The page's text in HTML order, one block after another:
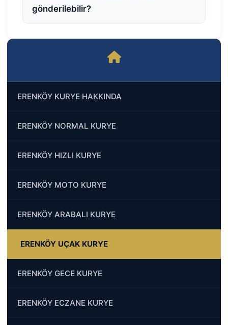
ERENKÖY KURYE HAKKINDA
ERENKÖY NORMAL KURYE
ERENKÖY HIZLI KURYE
ERENKÖY MOTO KURYE
ERENKÖY ARABALI KURYE
ERENKÖY UÇAK KURYE
ERENKÖY GECE KURYE
ERENKÖY ECZANE KURYE
gönderilebilir?